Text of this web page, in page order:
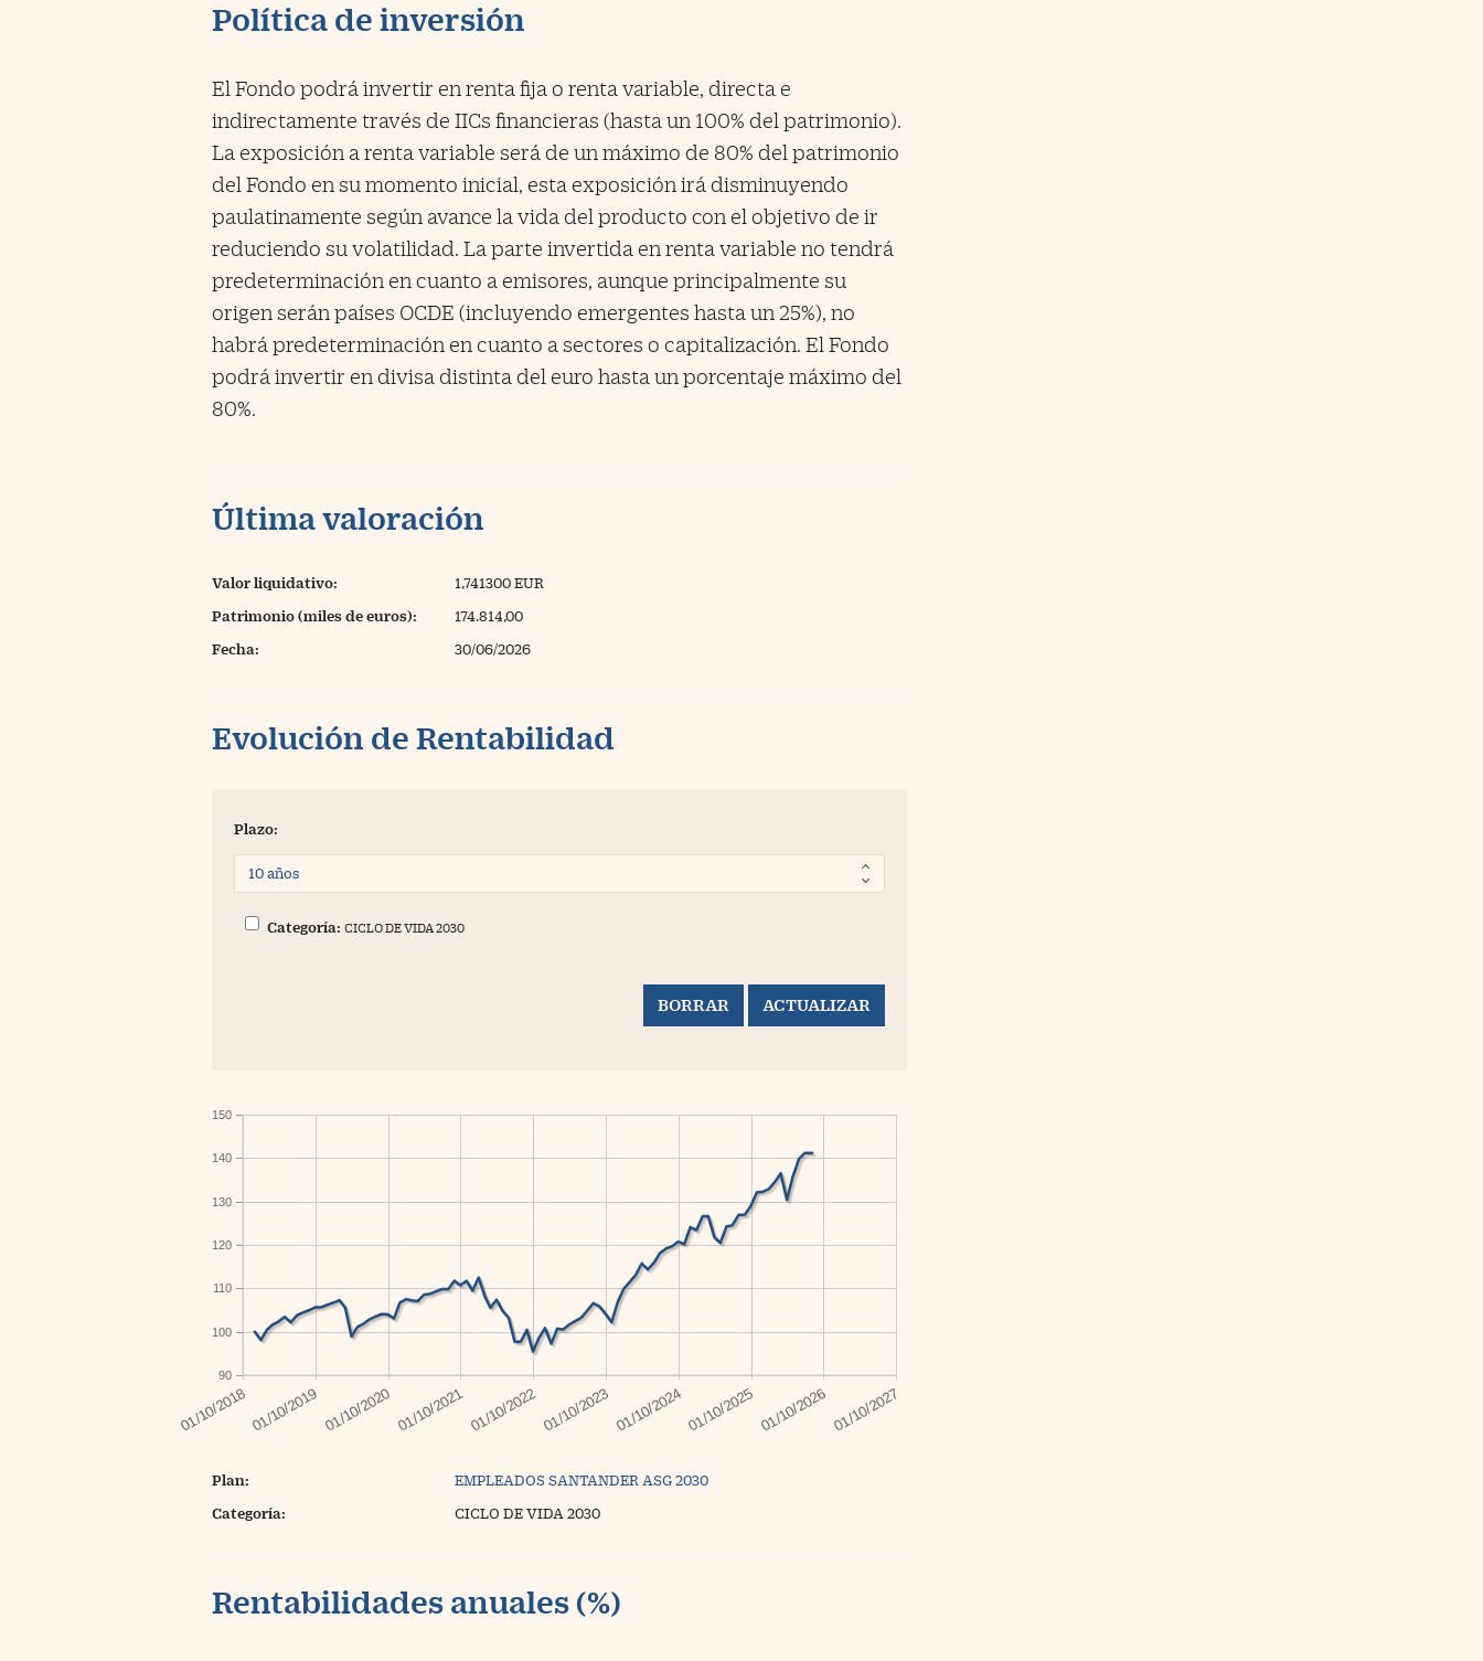
Política de inversión
El Fondo podrá invertir en renta fija o renta variable, directa e
indirectamente través de IICs financieras (hasta un 100% del patrimonio).
La exposición a renta variable será de un máximo de 80% del patrimonio
del Fondo en su momento inicial, esta exposición irá disminuyendo
paulatinamente según avance la vida del producto con el objetivo de ir
reduciendo su volatilidad. La parte invertida en renta variable no tendrá
predeterminación en cuanto a emisores, aunque principalmente su
origen serán países OCDE (incluyendo emergentes hasta un 25%), no
habrá predeterminación en cuanto a sectores o capitalización. El Fondo
podrá invertir en divisa distinta del euro hasta un porcentaje máximo del
80%.
Última valoración
Valor liquidativo: 1,741300 EUR
Patrimonio (miles de euros): 174.814,00
Fecha: 30/06/2026
Evolución de Rentabilidad
Plazo:
Categoría: CICLO DE VIDA 2030
90
100
110
120
130
140
150
Plan: EMPLEADOS SANTANDER ASG 2030
Categoría: CICLO DE VIDA 2030
Rentabilidades anuales (%)